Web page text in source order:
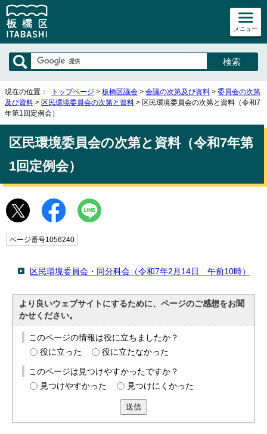
メニュー
現在の位置： トップページ > 板橋区議会 > 会議の次第及び資料 > 委員会の次第
及び資料 > 区民環境委員会の次第と資料 > 区民環境委員会の次第と資料（令和7
年第1回定例会）
区民環境委員会の次第と資料（令和7年第
1回定例会）
ページ番号1056240
区民環境委員会・同分科会（令和7年2月14日 午前10時）
より良いウェブサイトにするために、ページのご感想をお聞
かせください。
このページの情報は役に立ちましたか？
役に立った
役に立たなかった
このページは見つけやすかったですか？
見つけやすかった
見つけにくかった
送信